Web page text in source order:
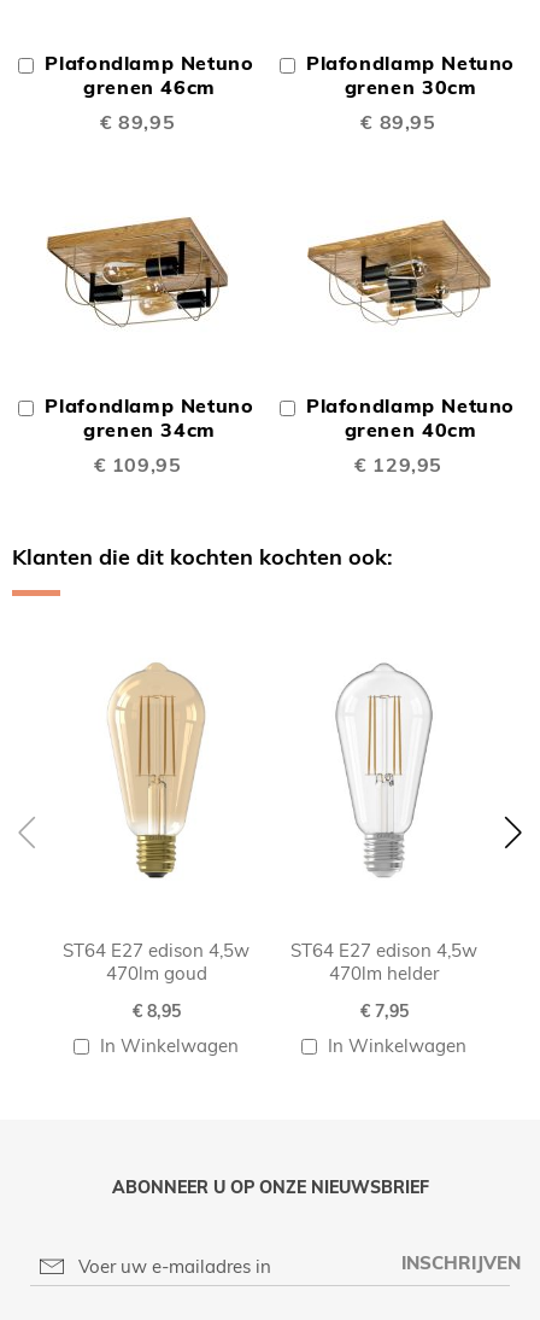
Plafondlamp Netuno
grenen 46cm
€ 89,95
In
Winkelwagen
Plafondlamp Netuno
grenen 30cm
€ 89,95
In
Winkelwagen
Plafondlamp Netuno
grenen 34cm
€ 109,95
In
Winkelwagen
Plafondlamp Netuno
grenen 40cm
€ 129,95
In
Winkelwagen
Klanten die dit kochten kochten ook:
ST64 E27 edison 4,5w
470lm goud
€ 8,95
In Winkelwagen
ST64 E27 edison 4,5w
470lm helder
€ 7,95
In Winkelwagen
ABONNEER U OP ONZE NIEUWSBRIEF
INSCHRIJVEN